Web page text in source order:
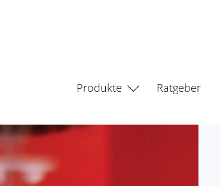
Produkte
Ratgeber